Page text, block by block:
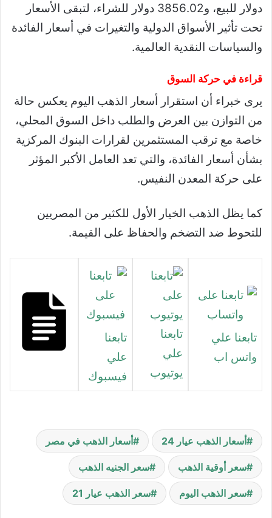
دولار للبيع، و3856.02 دولار للشراء، لتبقى الأسعار
تحت تأثير الأسواق الدولية والتغيرات في أسعار الفائدة
والسياسات النقدية العالمية.
قراءة في حركة السوق
يرى خبراء أن استقرار أسعار الذهب اليوم يعكس حالة
من التوازن بين العرض والطلب داخل السوق المحلي،
خاصة مع ترقب المستثمرين لقرارات البنوك المركزية
بشأن أسعار الفائدة، والتي تعد العامل الأكبر المؤثر
على حركة المعدن النفيس.
كما يظل الذهب الخيار الأول للكثير من المصريين
للتحوط ضد التضخم والحفاظ على القيمة.
تابعنا علي
واتس اب
تابعنا
علي
يوتيوب
تابعنا
علي
فيسبوك
أسعار الذهب عيار 24 أسعار الذهب في مصر
سعر أوقية الذهب سعر الجنيه الذهب
سعر الذهب اليوم سعر الذهب عيار 21